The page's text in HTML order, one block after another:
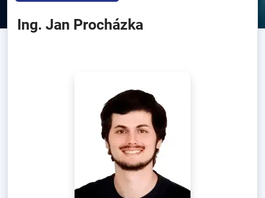
Ing. Jan Procházka